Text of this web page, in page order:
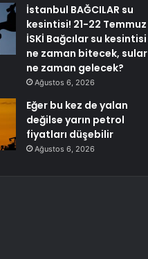
İstanbul BAĞCILAR su
kesintisi! 21-22 Temmuz
İSKİ Bağcılar su kesintisi
ne zaman bitecek, sular
ne zaman gelecek?
Ağustos 6, 2026
Eğer bu kez de yalan
değilse yarın petrol
fiyatları düşebilir
Ağustos 6, 2026